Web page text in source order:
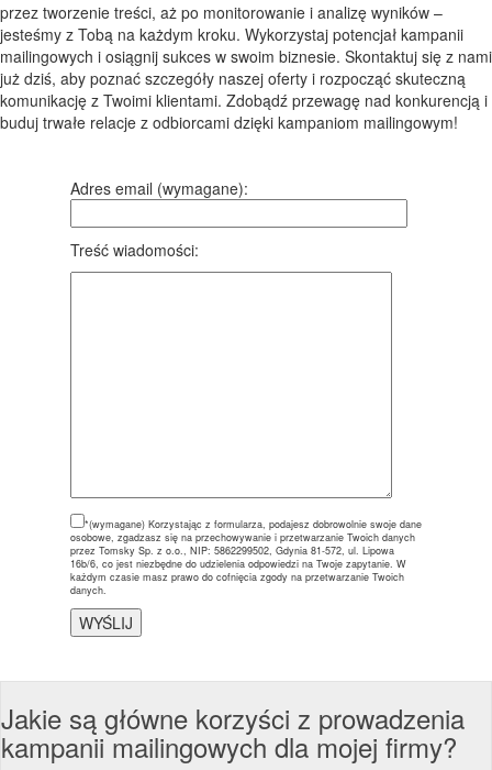
przez tworzenie treści, aż po monitorowanie i analizę wyników –
jesteśmy z Tobą na każdym kroku. Wykorzystaj potencjał kampanii
mailingowych i osiągnij sukces w swoim biznesie. Skontaktuj się z nami
już dziś, aby poznać szczegóły naszej oferty i rozpocząć skuteczną
komunikację z Twoimi klientami. Zdobądź przewagę nad konkurencją i
buduj trwałe relacje z odbiorcami dzięki kampaniom mailingowym!
Adres email (wymagane):
Treść wiadomości:
*(wymagane) Korzystając z formularza, podajesz dobrowolnie swoje dane
osobowe, zgadzasz się na przechowywanie i przetwarzanie Twoich danych
przez Tomsky Sp. z o.o., NIP: 5862299502, Gdynia 81-572, ul. Lipowa
16b/6, co jest niezbędne do udzielenia odpowiedzi na Twoje zapytanie. W
każdym czasie masz prawo do cofnięcia zgody na przetwarzanie Twoich
danych.
Jakie są główne korzyści z prowadzenia
kampanii mailingowych dla mojej firmy?